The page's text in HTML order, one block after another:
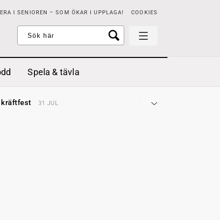
I SENIOREN – SOM ÖKAR I UPPLAGA! COOKIES
Spela & tävla
kräftfest 31 JUL
med örter